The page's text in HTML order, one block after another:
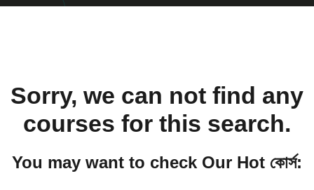
Sorry, we can not find any
courses for this search.
You may want to check Our Hot কোর্স: